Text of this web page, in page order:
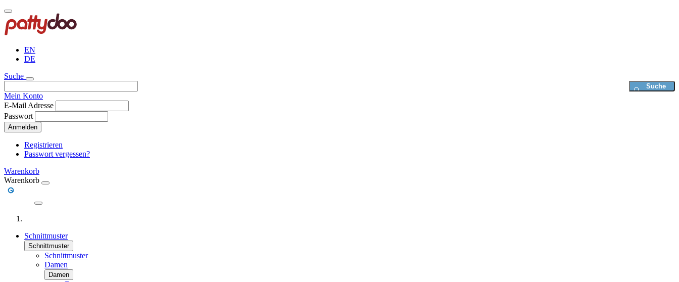
Direkt
zum
Inhalt
EN
DE
Suche
Mein Konto
E-Mail Adresse
Passwort
Anmelden
Registrieren
Passwort vergessen?
Warenkorb
Warenkorb
Schnittmuster
Schnittmuster
Schnittmuster
Damen
Damen